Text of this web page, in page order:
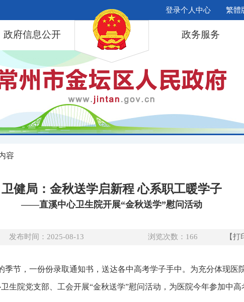
登录个人中心 繁體
政府信息公开 政务服务
容
卫健局：金秋送学启新程 心系职工暖学子
——直溪中心卫生院开展“金秋送学”慰问活动
发布时间：2025-08-13 浏览次数： 166 【打
季节，一份份录取通知书，送达各中高考学子手中。为充分体现医
生院党支部、工会开展“金秋送学”慰问活动，为医院今年参加中